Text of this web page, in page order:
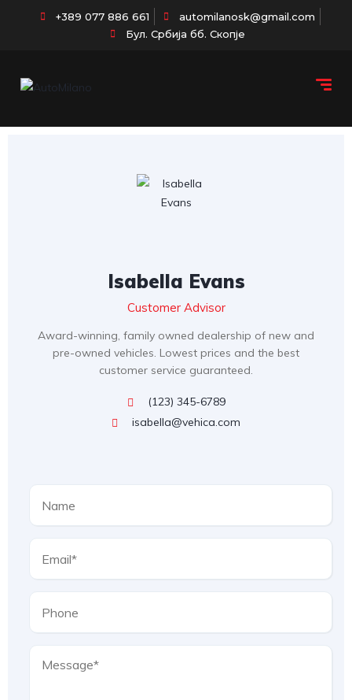
+389 077 886 661
automilanosk@gmail.com
Бул. Србија бб. Скопје
Isabella Evans
Customer Advisor
Award-winning, family owned dealership of new and
pre-owned vehicles. Lowest prices and the best
customer service guaranteed.
(123) 345-6789
isabella@vehica.com